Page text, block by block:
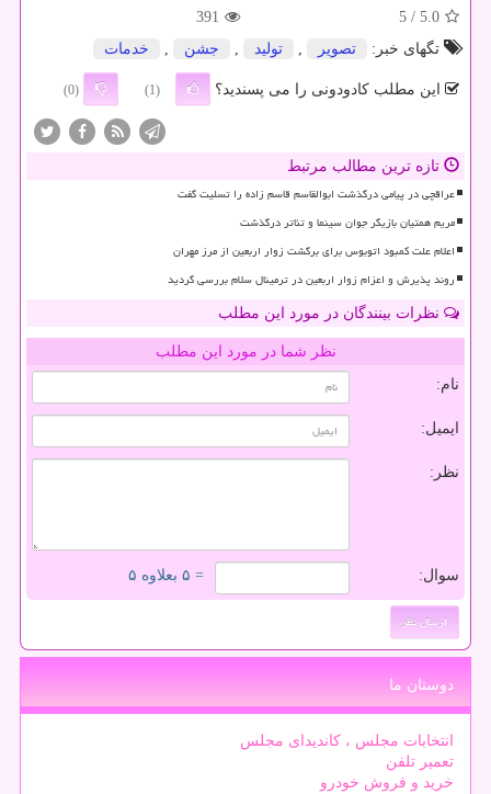
5.0
/ 5
391
تگهای خبر:
تصویر , تولید , جشن , خدمات
این مطلب کادودونی را می پسندید؟ (1)
(0)
تازه ترین مطالب مرتبط
عراقچی در پیامی درگذشت ابوالقاسم قاسم زاده را تسلیت گفت
مریم همتیان بازیگر جوان سینما و تئاتر درگذشت
اعلام علت کمبود اتوبوس برای برگشت زوار اربعین از مرز مهران
روند پذیرش و اعزام زوار اربعین در ترمینال سلام بررسی گردید
نظرات بینندگان در مورد این مطلب
نظر شما در مورد این مطلب
نام:
ایمیل:
نظر:
سوال: = ۵ بعلاوه ۵
دوستان ما
انتخابات مجلس ، کاندیدای مجلس
تعمیر تلفن
خرید و فروش خودرو